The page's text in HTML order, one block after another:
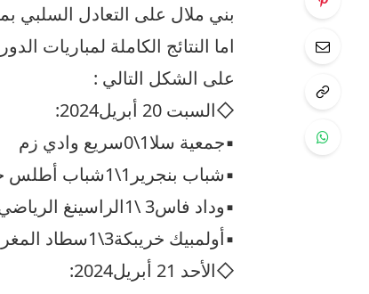
بني ملال على التعادل السلبي
على الشكل التالي :
◇السبت 20 أبريل2024:
▪︎جمعية سلا1\0سريع وادي زم
▪︎شباب بنجرير1\1شباب أطلس خنيفرة
▪︎وداد فاس3 \1الراسينغ الرياضي
▪︎أولمبيك خريبكة3\1سطاد المغربي
◇الأحد 21 أبريل2024: